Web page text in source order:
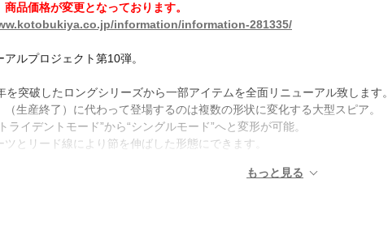
品価格が変更となっております。
information/information-281335/
ルプロジェクト第10弾。
突破したロングシリーズから一部アイテムを全面リニューアル致します。
生産終了）に代わって登場するのは複数の形状に変化する大型スピア。
ライデントモード”から“シングルモード”へと変形が可能。
とリード線により節を伸ばした形態にできます。